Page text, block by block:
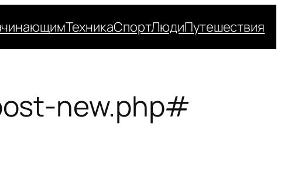
ТехникаСпортЛюдиПутешествия
new.php#